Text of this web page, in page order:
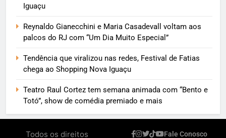
Iguaçu
Reynaldo Gianecchini e Maria Casadevall voltam aos
palcos do RJ com “Um Dia Muito Especial”
Tendência que viralizou nas redes, Festival de Fatias
chega ao Shopping Nova Iguaçu
Teatro Raul Cortez tem semana animada com “Bento e
Totó”, show de comédia premiado e mais
Todos os direitos Fale Conosco